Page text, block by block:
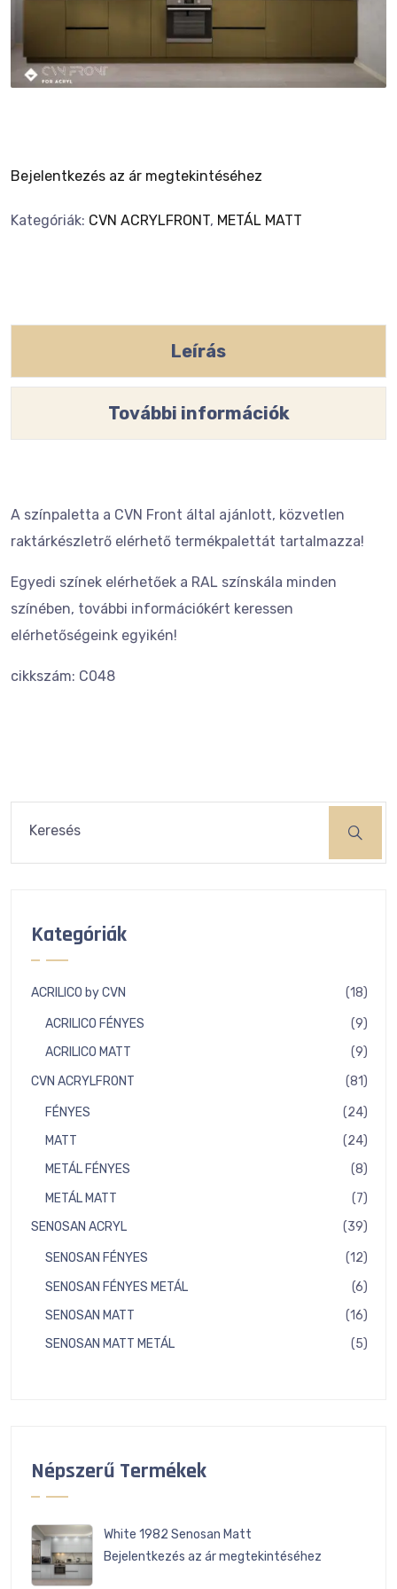
Bejelentkezés az ár megtekintéséhez
Kategóriák: CVN ACRYLFRONT, METÁL MATT
Leírás
További információk
A színpaletta a CVN Front által ajánlott, közvetlen
raktárkészletrő elérhető termékpalettát tartalmazza!
Egyedi színek elérhetőek a RAL színskála minden
színében, további információkért keressen
elérhetőségeink egyikén!
cikkszám: C048
Keresés
Kategóriák
ACRILICO by CVN 1818
ACRILICO FÉNYES 99
ACRILICO MATT 99
CVN ACRYLFRONT 8181
FÉNYES 2424
MATT 2424
METÁL FÉNYES 88
METÁL MATT 77
SENOSAN ACRYL 3939
SENOSAN FÉNYES 1212
SENOSAN FÉNYES METÁL 66
SENOSAN MATT 1616
SENOSAN MATT METÁL 55
Népszerű Termékek
White 1982 Senosan Matt
Bejelentkezés az ár megtekintéséhez